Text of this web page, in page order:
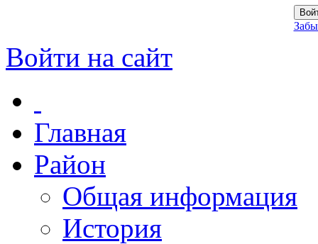
Войти на сайт
Главная
Район
Общая информация
История